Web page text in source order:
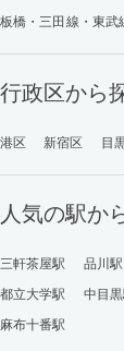
板橋・三田線・東武
行政区から
港区 新宿区 目
人気の駅か
三軒茶屋駅 品川駅
都立大学駅
中目
麻布十番駅